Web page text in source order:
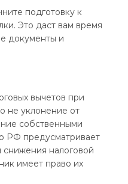
подготовку к
Это даст вам время
документы и
вычетов при
не уклонение от
собственными
РФ предусматривает
налоговой
имеет право их